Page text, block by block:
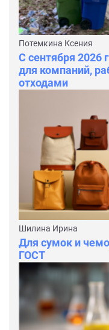
Потемкина Ксения
С сентября 2026
для компаний,
отходами
Шилина Ирина
Для сумок и
ГОСТ